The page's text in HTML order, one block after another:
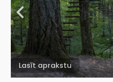
Lasīt aprakstu